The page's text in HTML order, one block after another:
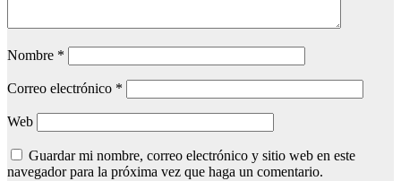
Nombre *
Correo electrónico *
Web
Guardar mi nombre, correo electrónico y sitio web en este
navegador para la próxima vez que haga un comentario.